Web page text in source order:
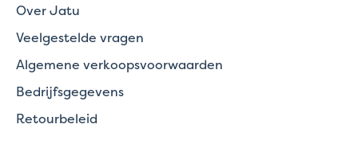
Over Jatu
Veelgestelde vragen
Algemene verkoopsvoorwaarden
Bedrijfsgegevens
Retourbeleid